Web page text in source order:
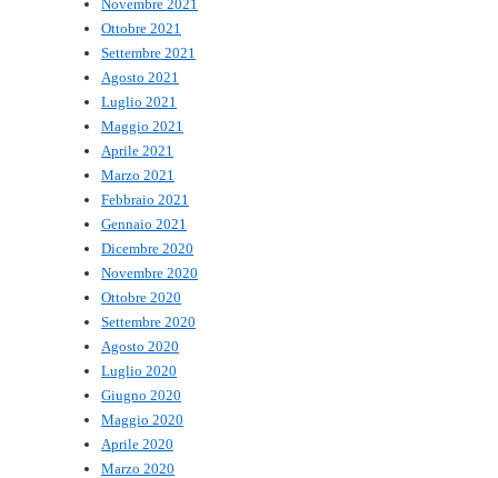
Novembre 2021
Ottobre 2021
Settembre 2021
Agosto 2021
Luglio 2021
Maggio 2021
Aprile 2021
Marzo 2021
Febbraio 2021
Gennaio 2021
Dicembre 2020
Novembre 2020
Ottobre 2020
Settembre 2020
Agosto 2020
Luglio 2020
Giugno 2020
Maggio 2020
Aprile 2020
Marzo 2020